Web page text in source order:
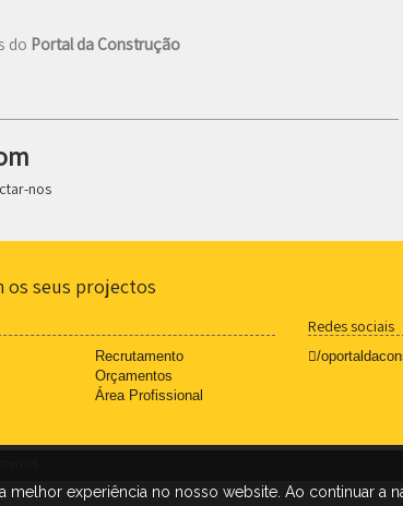
do Portal da Construção
nos
os seus projectos
Recrutamento
Orçamentos
Área Profissional
Redes sociais
/
melhor experiência no nosso website. Ao continuar a